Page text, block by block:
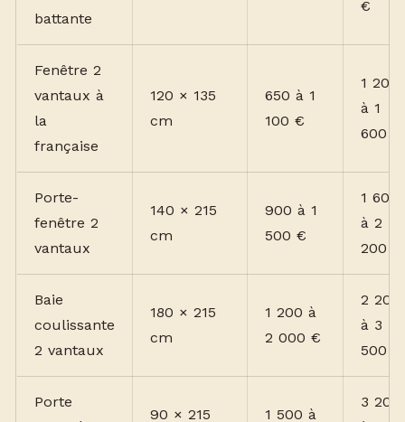
battante
€
Fenêtre 2
vantaux à
la
française
120 × 135
cm
650 à 1
100 €
1 200
à 1
600 €
Porte-
fenêtre 2
vantaux
140 × 215
cm
900 à 1
500 €
1 600
à 2
200 €
Baie
coulissante
2 vantaux
180 × 215
cm
1 200 à
2 000 €
2 200
à 3
500 €
Porte
90 × 215 1 500 à
3 200